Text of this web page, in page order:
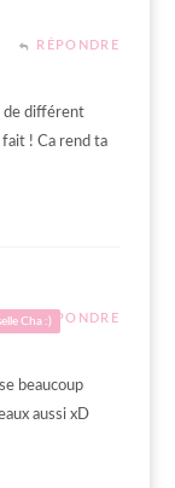
RÉPONDRE
de différent
fait ! Ca rend ta
Cha :)RÉPONDRE
beaucoup
aussi xD